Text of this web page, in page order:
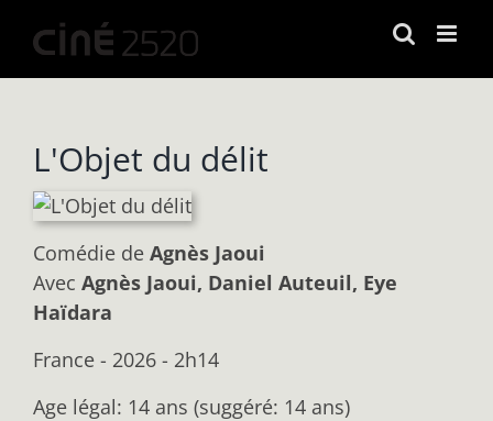
contenu
L'Objet du délit
Comédie de Agnès Jaoui
Avec Agnès Jaoui, Daniel Auteuil, Eye
Haïdara
France - 2026 - 2h14
Age légal: 14 ans (suggéré: 14 ans)